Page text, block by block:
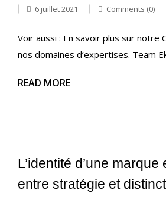
6 juillet 2021
Comments (0)
Voir aussi : En savoir plus sur notre
nos domaines d’expertises. Team
READ MORE
L’identité d’une marque
entre stratégie et